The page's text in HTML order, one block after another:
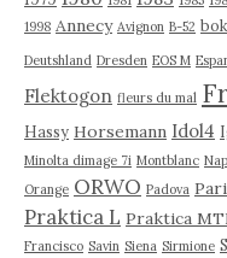
1998 Annecy Avignon B-52
Deutshland Dresden EOS M
Flektogon fleurs du mal
Hassy Horsemann Idol4
Minolta dimage 7i Montblanc
Orange ORWO Padova
Praktica L Praktica
Francisco Savin Siena Sirmione